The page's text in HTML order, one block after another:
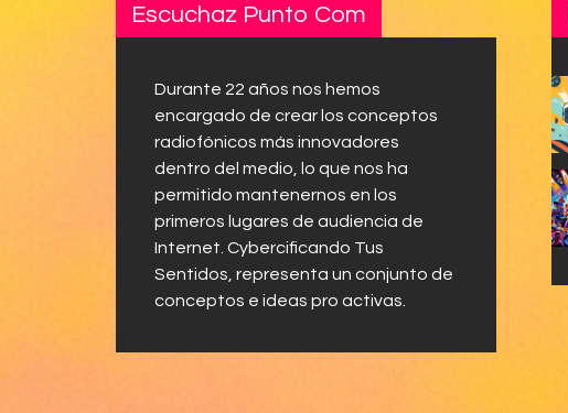
Escuchaz Punto Com
Durante 22 años nos hemos
encargado de crear los conceptos
radiofónicos más innovadores
dentro del medio, lo que nos ha
permitido mantenernos en los
primeros lugares de audiencia de
Internet. Cybercificando Tus
Sentidos, representa un conjunto de
conceptos e ideas pro activas.